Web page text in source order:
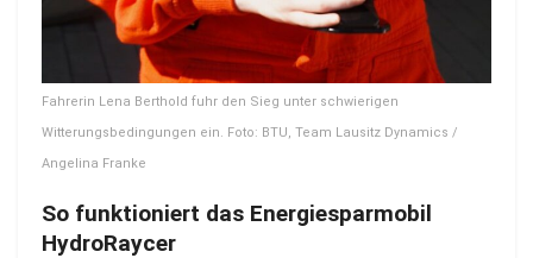
Fahrerin Lena Berthold fuhr den Sieg unter schwierigen
Witterungsbedingungen ein. Foto: BTU, Team Lausitz Dynamics /
Angelina Franke
So funktioniert das Energiesparmobil
HydroRaycer